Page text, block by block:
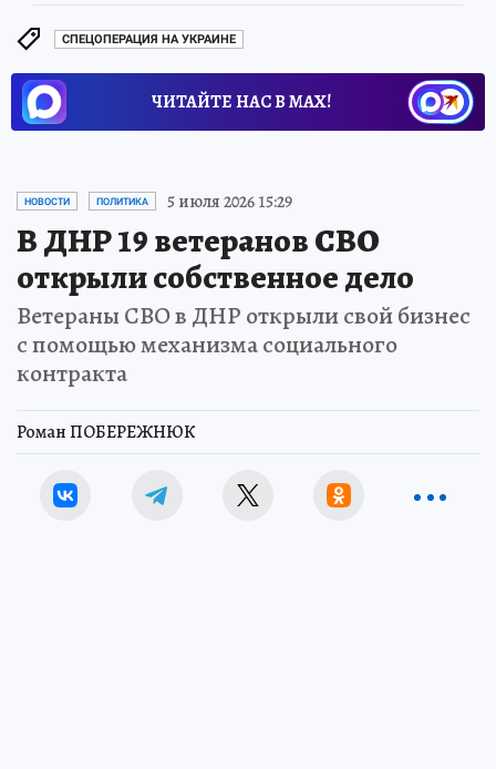
СПЕЦОПЕРАЦИЯ НА УКРАИНЕ
ЧИТАЙТЕ НАС В МАХ!
НОВОСТИ ПОЛИТИКА 5 июля 2026 15:29
В ДНР 19 ветеранов СВО
открыли собственное дело
Ветераны СВО в ДНР открыли свой бизнес
с помощью механизма социального
контракта
Роман ПОБЕРЕЖНЮК